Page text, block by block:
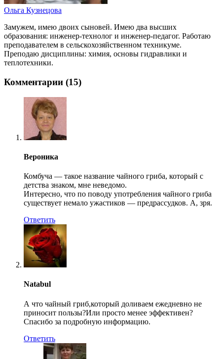
Ольга Кузнецова
Замужем, имею двоих сыновей. Имею два высших
образования: инженер-технолог и инженер-педагог. Работаю
преподавателем в сельскохозяйственном техникуме.
Преподаю дисциплины: химия, основы гидравлики и
теплотехники.
Комментарии (15)
Вероника
Комбуча — такое название чайного гриба, который с
детства знаком, мне неведомо.
Интересно, что по поводу употребления чайного гриба
существует немало ужастиков — предрассудков. А, зря.
Ответить
Natabul
А что чайный гриб,который доливаем ежедневно не
приносит пользы?Или просто менее эффективен?
Спасибо за подробную информацию.
Ответить